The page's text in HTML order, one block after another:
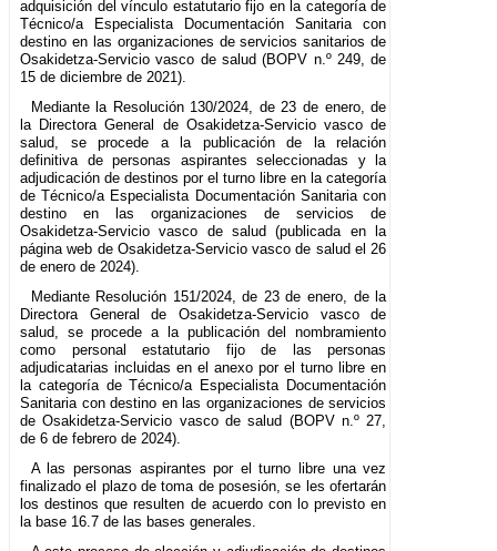
adquisición del vínculo estatutario fijo en la categoría de
Técnico/a Especialista Documentación Sanitaria con
destino en las organizaciones de servicios sanitarios de
Osakidetza-Servicio vasco de salud (BOPV n.º 249, de
15 de diciembre de 2021).
Mediante la Resolución 130/2024, de 23 de enero, de
la Directora General de Osakidetza-Servicio vasco de
salud, se procede a la publicación de la relación
definitiva de personas aspirantes seleccionadas y la
adjudicación de destinos por el turno libre en la categoría
de Técnico/a Especialista Documentación Sanitaria con
destino en las organizaciones de servicios de
Osakidetza-Servicio vasco de salud (publicada en la
página web de Osakidetza-Servicio vasco de salud el 26
de enero de 2024).
Mediante Resolución 151/2024, de 23 de enero, de la
Directora General de Osakidetza-Servicio vasco de
salud, se procede a la publicación del nombramiento
como personal estatutario fijo de las personas
adjudicatarias incluidas en el anexo por el turno libre en
la categoría de Técnico/a Especialista Documentación
Sanitaria con destino en las organizaciones de servicios
de Osakidetza-Servicio vasco de salud (BOPV n.º 27,
de 6 de febrero de 2024).
A las personas aspirantes por el turno libre una vez
finalizado el plazo de toma de posesión, se les ofertarán
los destinos que resulten de acuerdo con lo previsto en
la base 16.7 de las bases generales.